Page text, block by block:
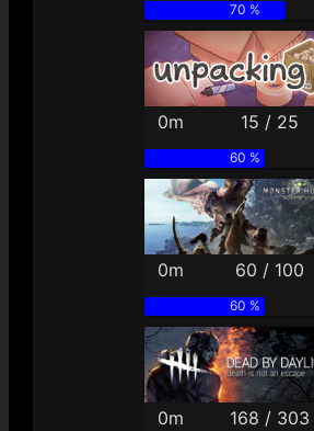
70 %
0m 15 / 25
60 %
0m 60 / 100
60 %
0m 168 / 303